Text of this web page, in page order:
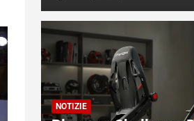
NOTIZIE